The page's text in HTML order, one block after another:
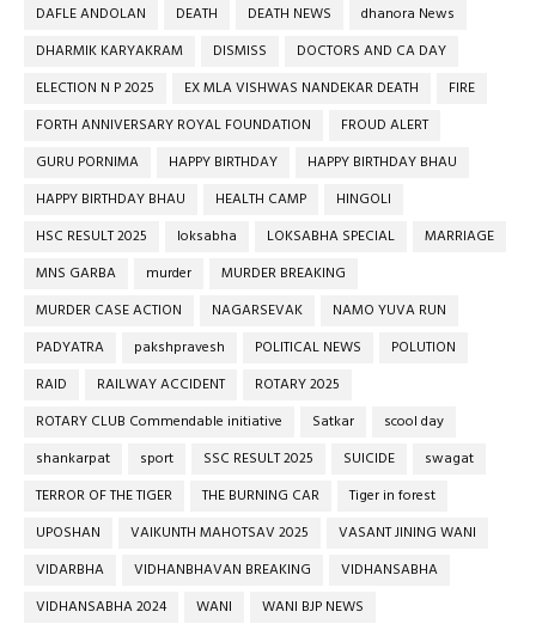
DAFLE ANDOLAN
DEATH DEATH NEWS
dhanora News
DHARMIK KARYAKRAM
DISMISS
DOCTORS AND CA DAY
ELECTION N P 2025
EX MLA VISHWAS NANDEKAR DEATH
FIRE
FORTH ANNIVERSARY ROYAL FOUNDATION
FROUD ALERT
GURU PORNIMA
HAPPY BIRTHDAY
HAPPY BIRTHDAY BHAU
HAPPY BIRTHDAY BHAU
HEALTH CAMP
HINGOLI
HSC RESULT 2025
loksabha LOKSABHA SPECIAL
MARRIAGE
MNS GARBA
murder
MURDER BREAKING
MURDER CASE ACTION
NAGARSEVAK
NAMO YUVA RUN
PADYATRA
pakshpravesh POLITICAL NEWS
POLUTION
RAID
RAILWAY ACCIDENT
ROTARY 2025
ROTARY CLUB Commendable initiative
Satkar
scool day
shankarpat
sport SSC RESULT 2025 SUICIDE
swagat
TERROR OF THE TIGER
THE BURNING CAR
Tiger in forest
UPOSHAN
VAIKUNTH MAHOTSAV 2025
VASANT JINING WANI
VIDARBHA
VIDHANBHAVAN BREAKING
VIDHANSABHA
VIDHANSABHA 2024
WANI
WANI BJP NEWS